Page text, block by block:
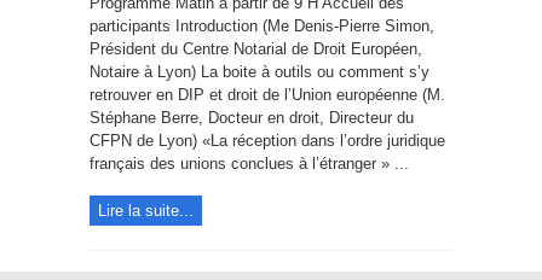
29
mars
2012
–
Internationale
Lyon
participants Introduction (Me Denis-Pierre Simon,
Président du Centre Notarial de Droit Européen,
Notaire à Lyon) La boite à outils ou comment s’y
retrouver en DIP et droit de l’Union européenne (M.
Stéphane Berre, Docteur en droit, Directeur du
CFPN de Lyon) «La réception dans l’ordre juridique
français des unions conclues à l’étranger » ...
Lire la suite...